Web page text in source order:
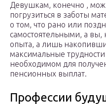
Девушкам, конечно ,
погрузиться в заботы
о том, что рано или
самостоятельными, а
опыта, а лишь
максимальные трудности
необходимом для
пенсионных выплат.
Профессии